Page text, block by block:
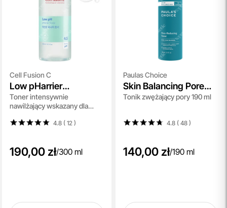
Cell Fusion C
Low pHarrier
Cleansing Toner
Toner intensywnie
nawilżający wskazany dla
ml
4.8 ( 12 )
190,00 zł/300 ml
Paulas Choice
Skin Balancing Pore
Reducing Toner
Tonik zwężający pory 190 ml
4.8 ( 48)
140,00 zł/190 ml